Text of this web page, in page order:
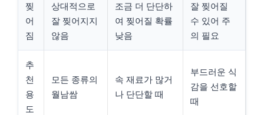
찢
어
짐
상대적으로
잘 찢어지지
않음
조금 더 단단하
여 찢어질 확률
낮음
잘 찢어질
수 있어 주
의 필요
추
천
용
도
모든 종류의
월남쌈
속 재료가 많거
나 단단할 때
부드러운 식
감을 선호할
때